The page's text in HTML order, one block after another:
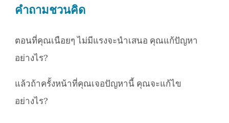
คำถามชวนคิด
ตอนที่คุณเนือยๆ ไม่มีแรงจะนำเสนอ คุณแก้ปัญหา
อย่างไร?
แล้วถ้าครั้งหน้าที่คุณเจอปัญหานี้ คุณจะแก้ไข
อย่างไร?